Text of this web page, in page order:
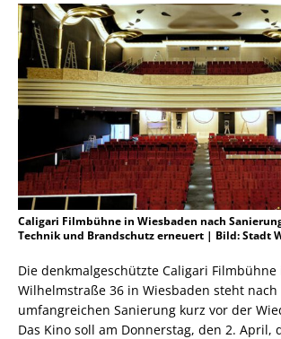
Caligari Filmbühne in Wiesbaden nach
Technik und Brandschutz erneuert | Bild: Stadt
Die denkmalgeschützte Caligari
Wilhelmstraße 36 in Wiesbaden steht
umfangreichen Sanierung kurz vor der
Das Kino soll am Donnerstag, den 2. April,